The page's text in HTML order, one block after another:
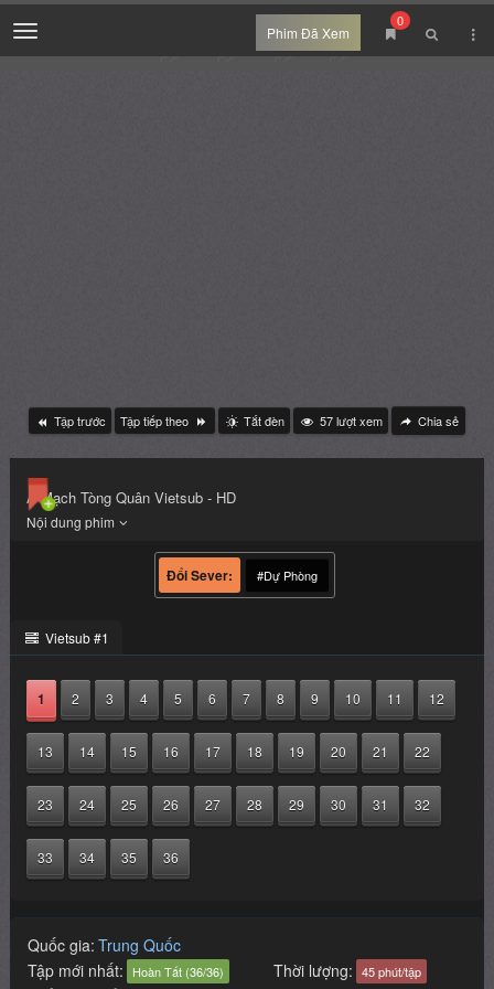
Menu
0
Phim Đã Xem
Tập trước Tập tiếp theo Tắt đèn 57lượt xem Chia sẻ
A Mạch Tòng Quân Vietsub - HD
#Dự Phòng
Vietsub #1
1 2 3 4 5 6 7 8 9 10 11 12
13 14 15 16 17 18 19 20 21 22
23 24 25 26 27 28 29 30 31 32
33 34 35 36
Quốc gia: Trung Quốc
Tập mới nhất:
Hoàn Tất (36/36) Thời lượng: 45 phút/tập